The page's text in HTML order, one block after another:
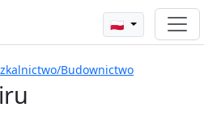
🇵🇱
Budownictwo